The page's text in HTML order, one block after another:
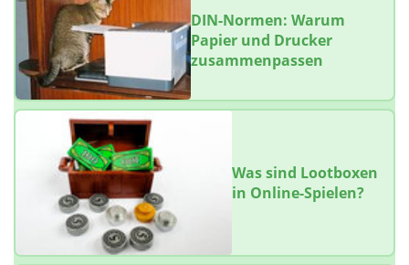
DIN-Normen: Warum
Papier und Drucker
zusammenpassen
Was sind Lootboxen
in Online-Spielen?